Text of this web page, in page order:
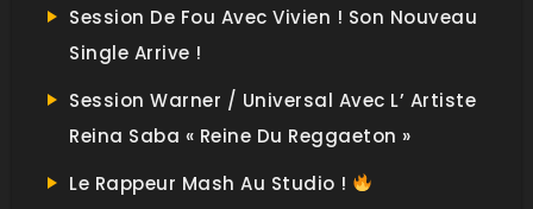
Session De Fou Avec Vivien ! Son Nouveau
Single Arrive !
Session Warner / Universal Avec L’ Artiste
Reina Saba « Reine Du Reggaeton »
Le Rappeur Mash Au Studio !